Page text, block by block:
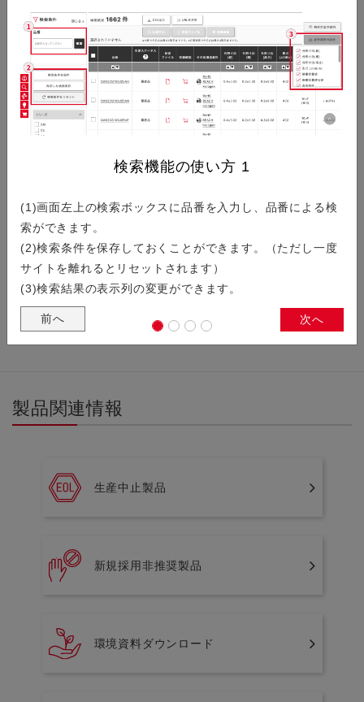
検索機能の使い方 1
(1)画面左上の検索ボックスに品番を入力し、品番による検
索ができます。
(2)検索条件を保存しておくことができます。（ただし一度
サイトを離れるとリセットされます）
(3)検索結果の表示列の変更ができます。
前へ 次へ
SDVの進化やADAS/ADの高度化を背景に高機能化した車載機
器向け「5631シリーズ」を紹介します。小型かつ、フローテ
ィング機構付き基板対基板コネクタで、フローティング量は…
フルシールド構造でEMI特性を向上…
近年、通信機能や情報処理能力の向上などにより、スマートフ
ォンをはじめとする通信端末やスマートウォッチなどウェアラ
ブルデバイスは、ますます高機能化が加速しています。それ…
製品関連情報
生産中止製品
新規採用非推奨製品
環境資料ダウンロード